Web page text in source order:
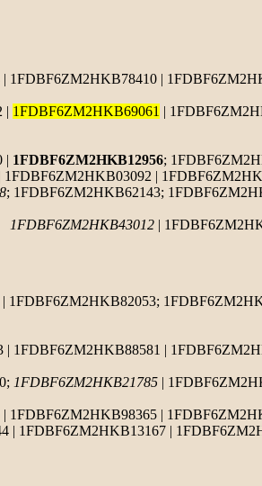
1FDBF6ZM2HKB78410 |
| 1FDBF6ZM2HKB69061 |
| 1FDBF6ZM2HKB12956;
|
; 1FDBF6ZM2HKB62143;
1FDBF6ZM2HKB43012 |
| 1FDBF6ZM2HKB82053;
1FDBF6ZM2HKB88581 |
1FDBF6ZM2HKB21785 |
|
| 1FDBF6ZM2HKB13167 |